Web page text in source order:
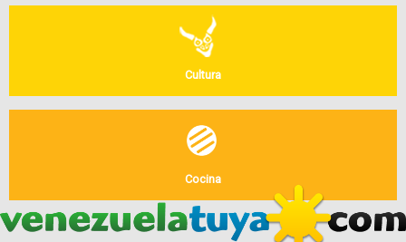
Cultura
Cocina